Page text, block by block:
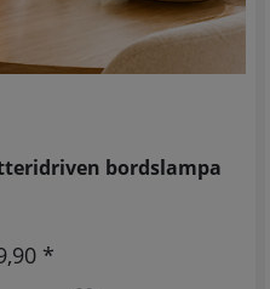
bordslampa
*